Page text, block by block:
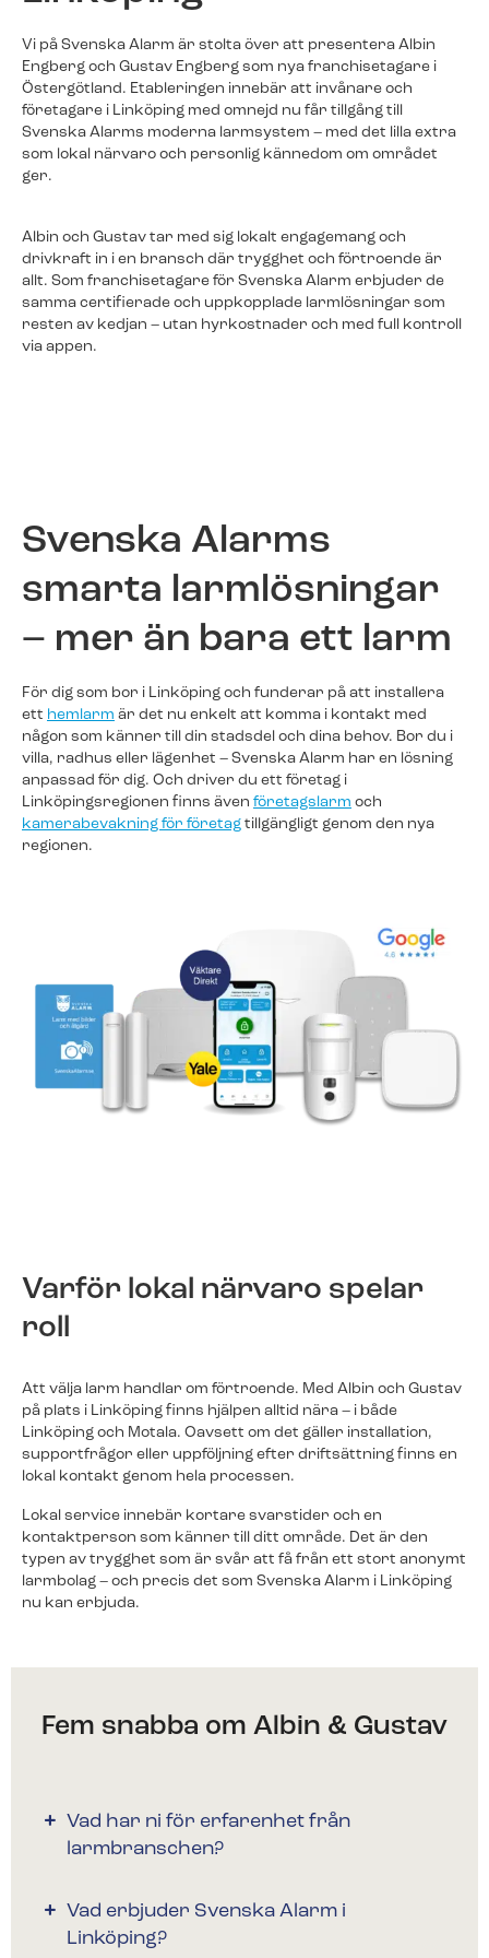
Batterier & tillbehör
Batterier, brickor och andra tillbehör beställer du
enkelt i vår webbutik.
Kom igång!
Byt larm enkelt - spara pengar
Räkna ut hur mycket pengar du kan spara genom
Kunder berättar
Träffa några av alla våra nöjda kunder.
Redo för ett nytt larm?
Fyll i ditt telefonnummer för prisförslag. Någon av
våra trevliga medarbetare återkommer till dig inom
kort.
Batterier & tillbehör
Batterier, brickor och andra tillbehör beställer du
enkelt i vår webbutik.
Kom igång!
Byt larm enkelt - spara pengar
Räkna ut hur mycket pengar du kan spara genom
Fyll i ditt telefonnummer för prisförslag. Någon av
kort.
Svenska Alarm stärker sin närvaro i
Östergötland och välkomnar Albin
Engberg och Gustav Engberg som nya
franchisetagare i Linköping. För…
Video
nu videofunktionen som kunderna…
Fler nyheter
Vi på Svenska Alarm är stolta över att presentera Albin
Engberg och Gustav Engberg som nya franchisetagare i
Östergötland. Etableringen innebär att invånare och
företagare i Linköping med omnejd nu får tillgång till
Svenska Alarms moderna larmsystem – med det lilla extra
som lokal närvaro och personlig kännedom om området
ger.
Albin och Gustav tar med sig lokalt engagemang och
drivkraft in i en bransch där trygghet och förtroende är
allt. Som franchisetagare för Svenska Alarm erbjuder de
samma certifierade och uppkopplade larmlösningar som
resten av kedjan – utan hyrkostnader och med full kontroll
via appen.
Svenska Alarms
smarta larmlösningar
– mer än bara ett larm
För dig som bor i Linköping och funderar på att installera
ett hemlarm är det nu enkelt att komma i kontakt med
någon som känner till din stadsdel och dina behov. Bor du i
villa, radhus eller lägenhet – Svenska Alarm har en lösning
anpassad för dig. Och driver du ett företag i
Linköpingsregionen finns även företagslarm och
kamerabevakning för företag tillgängligt genom den nya
regionen.
Varför lokal närvaro spelar
roll
Att välja larm handlar om förtroende. Med Albin och Gustav
på plats i Linköping finns hjälpen alltid nära – i både
Linköping och Motala. Oavsett om det gäller installation,
supportfrågor eller uppföljning efter driftsättning finns en
lokal kontakt genom hela processen.
Lokal service innebär kortare svarstider och en
kontaktperson som känner till ditt område. Det är den
typen av trygghet som är svår att få från ett stort anonymt
larmbolag – och precis det som Svenska Alarm i Linköping
nu kan erbjuda.
Fem snabba om Albin & Gustav
Vad har ni för erfarenhet från
larmbranschen?
Vad erbjuder Svenska Alarm i
Linköping?